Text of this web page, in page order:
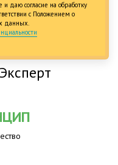
даю согласие на обработку
с Положением о
данных.